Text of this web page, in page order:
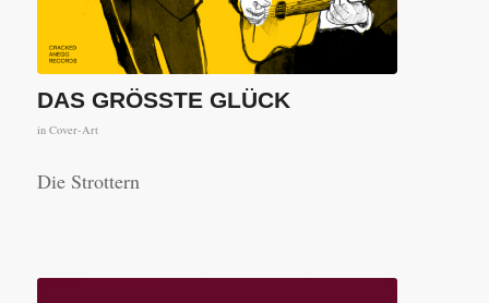
DAS GRÖSSTE GLÜCK
in Cover-Art
Die Strottern